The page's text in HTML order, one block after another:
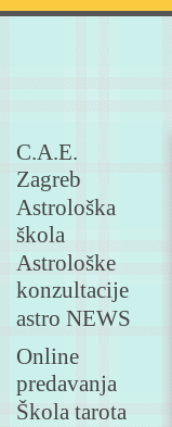
C.A.E.
Zagreb
Astrološka
škola
Astrološke
konzultacije
astro NEWS
Online
predavanja
Škola tarota